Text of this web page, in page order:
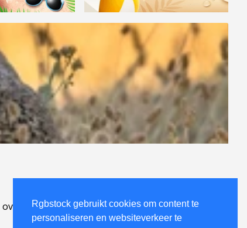
Rgbstock gebruikt cookies om content te
personaliseren en websiteverkeer te
over